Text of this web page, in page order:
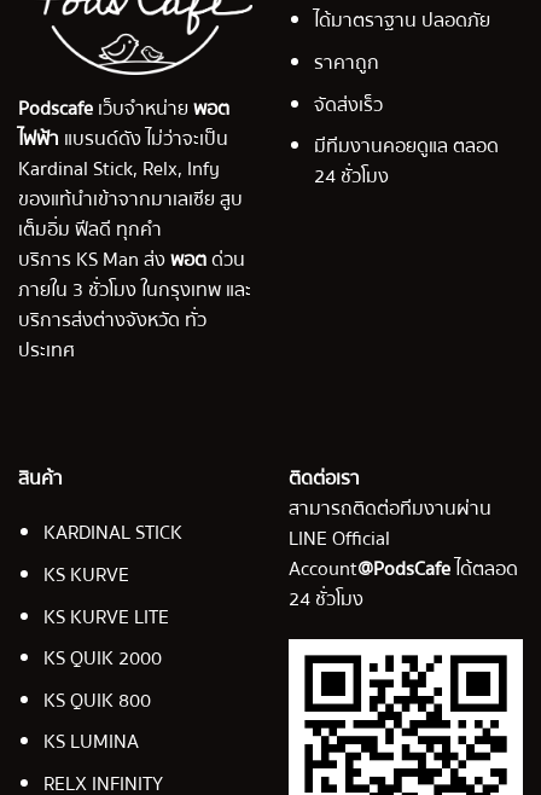
Podscafeเว็บจำหน่ายพอต
ไฟฟ้า แบรนด์ดัง ไม่ว่าจะเป็น
Kardinal Stick, Relx, Infy
ของแท้นำเข้าจากมาเลเซีย สูบ
เต็มอิ่ม ฟีลดี ทุกคำ
บริการ KS Man ส่งพอตด่วน
ภายใน 3 ชั่วโมง ในกรุงเทพ และ
บริการส่งต่างจังหวัด ทั่ว
ประเทศ
ได้มาตราฐาน ปลอดภัย
ราคาถูก
จัดส่งเร็ว
มีทีมงานคอยดูแล ตลอด
24 ชั่วโมง
สินค้า
KARDINAL STICK
KS KURVE
KS KURVE LITE
KS QUIK 2000
KS QUIK 800
KS LUMINA
RELX INFINITY
ติดต่อเรา
สามารถติดต่อทีมงานผ่าน
LINE Official
Account@PodsCafeได้ตลอด
24 ชั่วโมง